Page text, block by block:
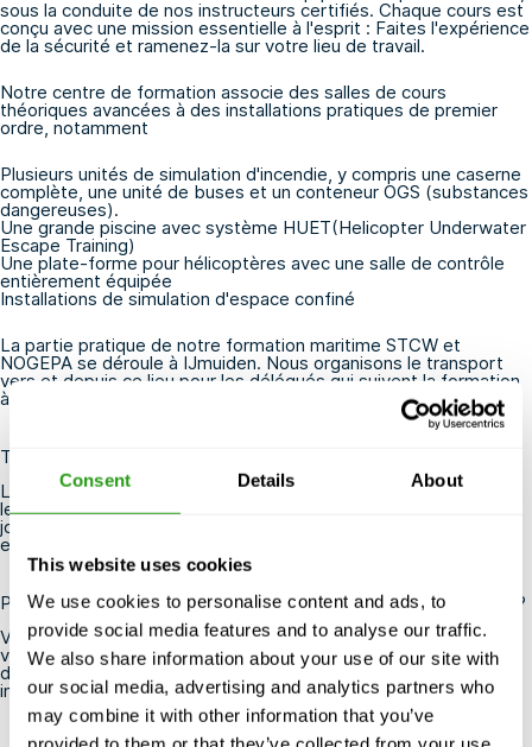
Consent Details About
This website uses cookies
We use cookies to personalise content and ads, to
provide social media features and to analyse our traffic.
We also share information about your use of our site with
our social media, advertising and analytics partners who
may combine it with other information that you’ve
sous la conduite de nos instructeurs certifiés. Chaque cours est
conçu avec une mission essentielle à l'esprit : Faites l'expérience
de la sécurité et ramenez-la sur votre lieu de travail.
Notre centre de formation associe des salles de cours
théoriques avancées à des installations pratiques de premier
ordre, notamment
Plusieurs unités de simulation d'incendie, y compris une caserne
complète, une unité de buses et un conteneur OGS (substances
dangereuses).
Une grande piscine avec système HUET(Helicopter Underwater
Escape Training)
Une plate-forme pour hélicoptères avec une salle de contrôle
entièrement équipée
Installations de simulation d'espace confiné
La partie pratique de notre formation maritime STCW et
NOGEPA se déroule à IJmuiden. Nous organisons le transport
vers et depuis ce lieu pour les délégués qui suivent la formation
à Amsterdam.
Tout ce dont vous avez besoin pour une formation en douceur
Le FMTC propose des formules d'hébergement pratiques pour
les programmes de formation d'une journée ou de plusieurs
jours. Un parking gratuit est disponible sur tous les sites et des
examens médicaux peuvent être organisés si nécessaire.
Prêt à faire l'expérience de la sécurité à Schiphol (Amsterdam) ?
Vous êtes curieux de connaître nos cours, nos logements ou
vous cherchez une solution de formation sur mesure ? Appelez
directement le+31(0)85 - 130 74 61 ou envoyez un message à
info@fmtcsafety.com.